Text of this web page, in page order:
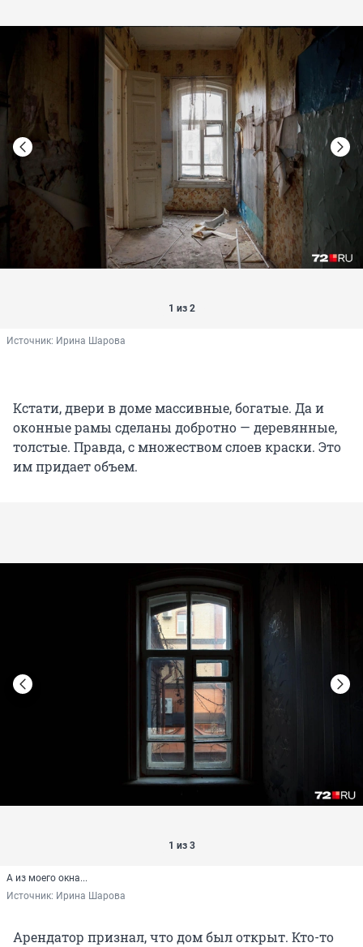
1 из 2
Источник: Ирина Шарова
Кстати, двери в доме массивные, богатые. Да и
оконные рамы сделаны добротно — деревянные,
толстые. Правда, с множеством слоев краски. Это
им придает объем.
1 из 3
А из моего окна...
Источник: Ирина Шарова
Арендатор признал, что дом был открыт. Кто-то